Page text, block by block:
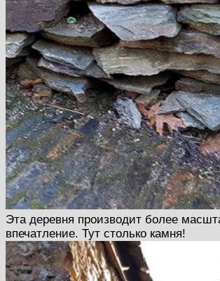
Эта деревня производит более
впечатление. Тут столько камня!